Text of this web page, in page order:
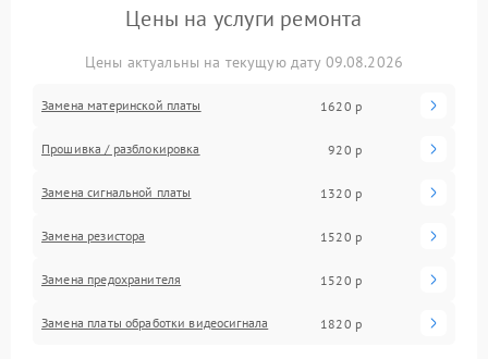
Цены на услуги ремонта
Цены актуальны на текущую дату 09.08.2026
Замена материнской платы 1620 р
Прошивка / разблокировка 920 р
Замена сигнальной платы 1320 р
Замена резистора 1520 р
Замена предохранителя 1520 р
Замена платы обработки видеосигнала 1820 р